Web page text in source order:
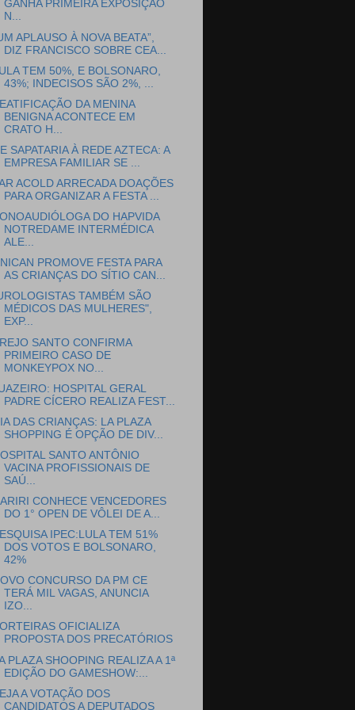
GANHA PRIMEIRA EXPOSIÇÃO
N...
APLAUSO À NOVA BEATA”,
DIZ FRANCISCO SOBRE CEA...
TEM 50%, E BOLSONARO,
43%; INDECISOS SÃO 2%, ...
DA MENINA
BENIGNA ACONTECE EM
CRATO H...
SAPATARIA À REDE AZTECA: A
EMPRESA FAMILIAR SE ...
ACOLD ARRECADA DOAÇÕES
PARA ORGANIZAR A FESTA ...
DO HAPVIDA
NOTREDAME INTERMÉDICA
ALE...
PROMOVE FESTA PARA
AS CRIANÇAS DO SÍTIO CAN...
TAMBÉM SÃO
MÉDICOS DAS MULHERES",
EXP...
SANTO CONFIRMA
PRIMEIRO CASO DE
MONKEYPOX NO...
HOSPITAL GERAL
PADRE CÍCERO REALIZA FEST...
DAS CRIANÇAS: LA PLAZA
SHOPPING É OPÇÃO DE DIV...
SANTO ANTÔNIO
VACINA PROFISSIONAIS DE
SAÚ...
CONHECE VENCEDORES
DO 1° OPEN DE VÔLEI DE A...
IPEC:LULA TEM 51%
DOS VOTOS E BOLSONARO,
42%
CONCURSO DA PM CE
TERÁ MIL VAGAS, ANUNCIA
IZO...
OFICIALIZA
PROPOSTA DOS PRECATÓRIOS
PLAZA SHOOPING REALIZA A 1ª
EDIÇÃO DO GAMESHOW:...
A VOTAÇÃO DOS
CANDIDATOS A DEPUTADOS